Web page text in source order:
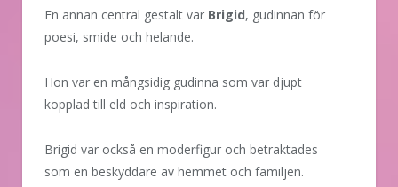
En annan central gestalt var Brigid, gudinnan för
poesi, smide och helande.
Hon var en mångsidig gudinna som var djupt
kopplad till eld och inspiration.
Brigid var också en moderfigur och betraktades
som en beskyddare av hemmet och familjen.